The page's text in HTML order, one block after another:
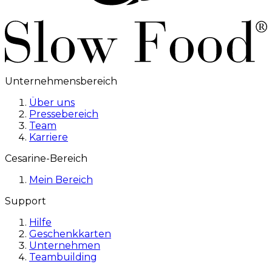
Unternehmensbereich
Über uns
Pressebereich
Team
Karriere
Cesarine-Bereich
Mein Bereich
Support
Hilfe
Geschenkkarten
Unternehmen
Teambuilding